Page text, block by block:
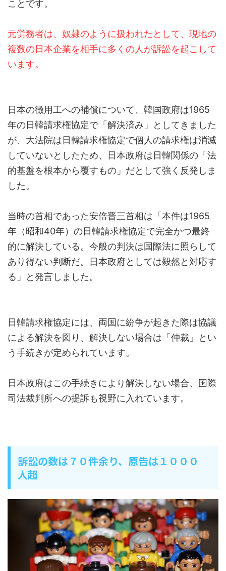
ことです。
元労務者は、奴隷のように扱われたとして、現地の
複数の日本企業を相手に多くの人が訴訟を起こして
います。
日本の徴用工への補償について、韓国政府は1965
年の日韓請求権協定で「解決済み」としてきました
が、大法院は日韓請求権協定で個人の請求権は消滅
していないとしたため、日本政府は日韓関係の「法
的基盤を根本から覆すもの」だとして強く反発しま
した。
当時の首相であった安倍晋三首相は「本件は1965
年（昭和40年）の日韓請求権協定で完全かつ最終
的に解決している。今般の判決は国際法に照らして
あり得ない判断だ。日本政府としては毅然と対応す
る」と発言しました。
日韓請求権協定には、両国に紛争が起きた際は協議
による解決を図り、解決しない場合は「仲裁」とい
う手続きが定められています。
日本政府はこの手続きにより解決しない場合、国際
司法裁判所への提訴も視野に入れています。
訴訟の数は７０件余り、原告は１０００
人超